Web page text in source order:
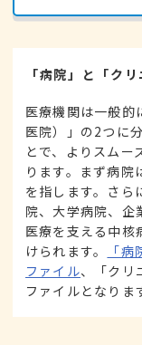
「病院」と「ク
医療機関は一般的
医院）」の2つに
とで、よりスムー
ります。まず病
を指します。さら
院、大学病院、企
医療を支える中核
けられます。
「
ファイル、「クリ
ファイルとなりま